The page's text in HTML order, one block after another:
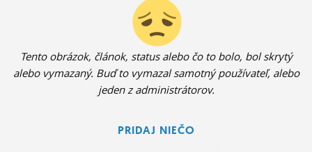
FÓRUM
STATUSY
Tento obrázok, článok, status alebo čo to bolo, bol skrytý
alebo vymazaný. Buď to vymazal samotný používateľ, alebo
jeden z administrátorov.
PRIDAJ NIEČO